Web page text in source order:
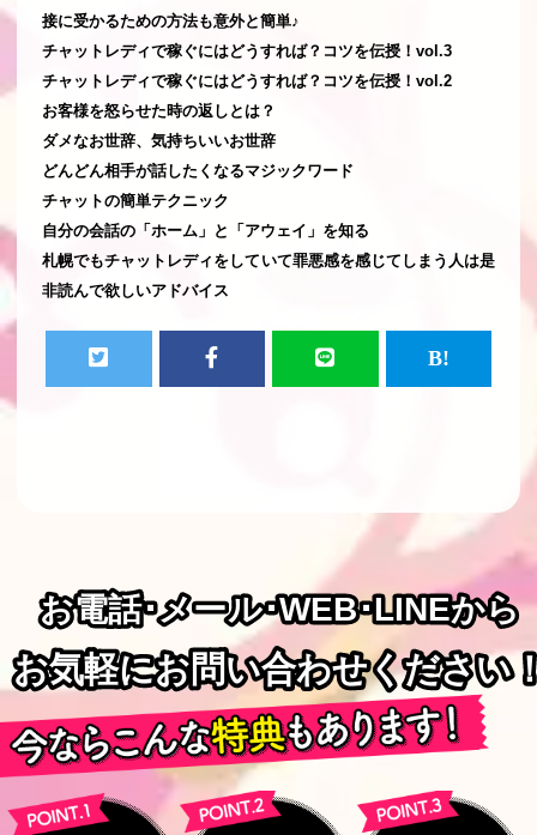
接に受かるための方法も意外と簡単♪
チャットレディで稼ぐにはどうすれば？コツを伝授！vol.3
チャットレディで稼ぐにはどうすれば？コツを伝授！vol.2
お客様を怒らせた時の返しとは？
ダメなお世辞、気持ちいいお世辞
どんどん相手が話したくなるマジックワード
チャットの簡単テクニック
自分の会話の「ホーム」と「アウェイ」を知る
札幌でもチャットレディをしていて罪悪感を感じてしまう人は是
非読んで欲しいアドバイス
お電話･メール･WEB･LINEから
お電話･メール･WEB･LINEから
お気軽にお問い合わせください
お気軽にお問い合わせください